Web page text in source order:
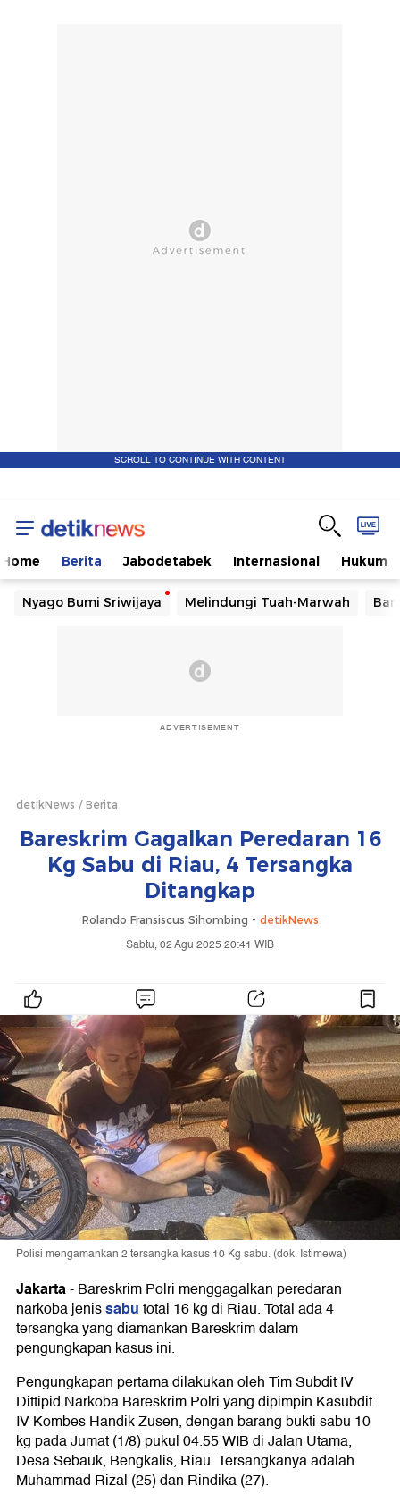
SCROLL TO CONTINUE WITH CONTENT
Home Berita Jabodetabek Internasional Hukum
Nyago Bumi Sriwijaya Melindungi Tuah-Marwah
ADVERTISEMENT
detikNews Berita
Bareskrim Gagalkan Peredaran 16
Kg Sabu di Riau, 4 Tersangka
Ditangkap
Rolando Fransiscus Sihombing - detikNews
Sabtu, 02 Agu 2025 20:41 WIB
Polisi mengamankan 2 tersangka kasus 10 Kg sabu. (dok. Istimewa)
Jakarta-Bareskrim Polri menggagalkan peredaran
narkoba jenissabutotal 16 kg di Riau. Total ada 4
tersangka yang diamankan Bareskrim dalam
pengungkapan kasus ini.
Pengungkapan pertama dilakukan oleh Tim Subdit IV
Dittipid Narkoba Bareskrim Polri yang dipimpin Kasubdit
IV Kombes Handik Zusen, dengan barang bukti sabu 10
kg pada Jumat (1/8) pukul 04.55 WIB di Jalan Utama,
Desa Sebauk, Bengkalis, Riau. Tersangkanya adalah
Muhammad Rizal (25) dan Rindika (27).